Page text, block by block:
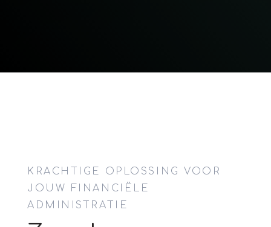
KRACHTIGE OPLOSSING VOOR
JOUW FINANCIËLE
ADMINISTRATIE